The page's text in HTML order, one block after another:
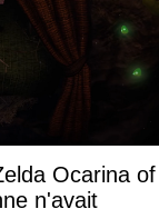
Ocarina of
n'avait